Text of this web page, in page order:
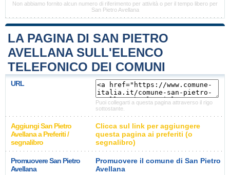
Non abbiamo fornito alcun numero di riferimento per attività o per il tempo libero per
San Pietro Avellana
LA PAGINA DI SAN PIETRO
AVELLANA SULL'ELENCO
TELEFONICO DEI COMUNI
URL
Puoi collegarti a questa pagina attraverso il rigo
sottostante.
Aggiungi San Pietro
Avellana a Preferiti /
segnalibro
Clicca sul link per aggiungere
questa pagina ai preferiti (o
segnalibro)
Promuovere San Pietro
Avellana
Promuovere il comune di San Pietro
Avellana